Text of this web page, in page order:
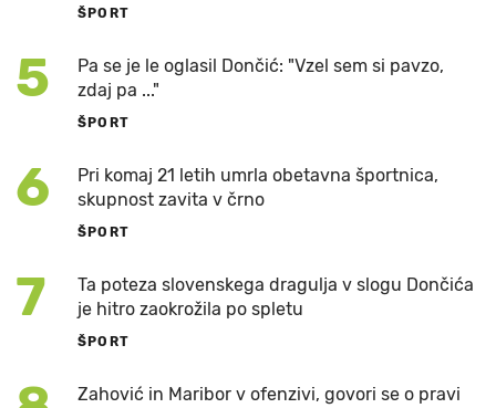
ŠPORT
5
Pa se je le oglasil Dončić: "Vzel sem si pavzo,
zdaj pa ..."
ŠPORT
6
Pri komaj 21 letih umrla obetavna športnica,
skupnost zavita v črno
ŠPORT
7
Ta poteza slovenskega dragulja v slogu Dončića
je hitro zaokrožila po spletu
ŠPORT
Zahović in Maribor v ofenzivi, govori se o pravi